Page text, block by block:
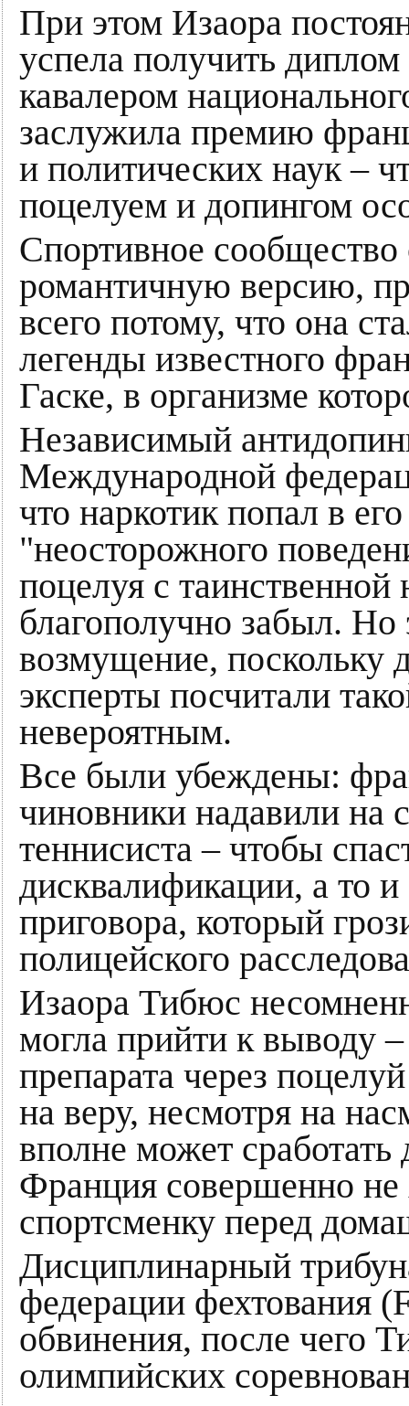
При этом Изаора
успела получить
кавалером
заслужила премию
и политических наук –
поцелуем и допингом
Спортивное сообщество
романтичную версию,
всего потому, что она
легенды известного
Гаске, в организме
Независимый
Международной
что наркотик попал в
"неосторожного
поцелуя с таинственной
благополучно забыл.
возмущение, поскольку
эксперты посчитали
невероятным.
Все были убеждены:
чиновники надавили на
теннисиста – чтобы
дисквалификации, а то
приговора, который
полицейского
Изаора Тибюс
могла прийти к выводу
препарата через
на веру, несмотря на
вполне может
Франция совершенно не
спортсменку перед
Дисциплинарный
федерации фехтования
обвинения, после чего
олимпийских